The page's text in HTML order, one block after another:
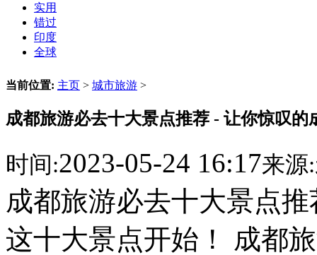
实用
错过
印度
全球
当前位置: 主页 > 城市旅游 >
成都旅游必去十大景点推荐 - 让你惊叹
时间:2023-05-24 16:17来源:
成都旅游必去十大景点
这十大景点开始！ 成都